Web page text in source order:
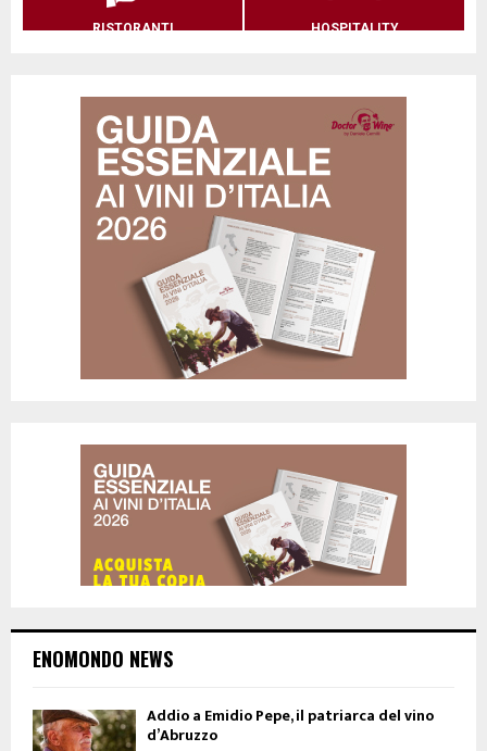
RISTORANTI HOSPITALITY
ENOMONDO NEWS
Addio a Emidio Pepe, il patriarca del vino
d’Abruzzo